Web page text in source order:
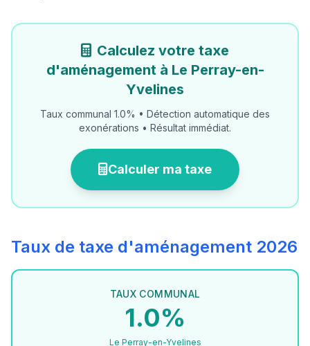
Calculez votre taxe
d'aménagement à Le Perray-en-
Yvelines
Taux communal 1.0% • Détection automatique des
exonérations • Résultat immédiat.
Calculer ma taxe
Taux de taxe d'aménagement 2026
TAUX COMMUNAL
1.0%
Le Perray-en-Yvelines